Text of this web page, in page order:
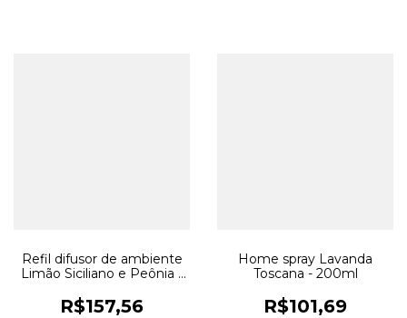
Refil difusor de ambiente
Limão Siciliano e Peônia -
R$157,56
Home spray Lavanda
Toscana - 200ml
R$101,69